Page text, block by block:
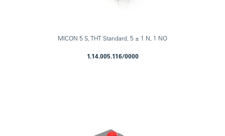
MICON 5 S, THT Standard, 5 ± 1 N, 1 NO
1.14.005.116/0000